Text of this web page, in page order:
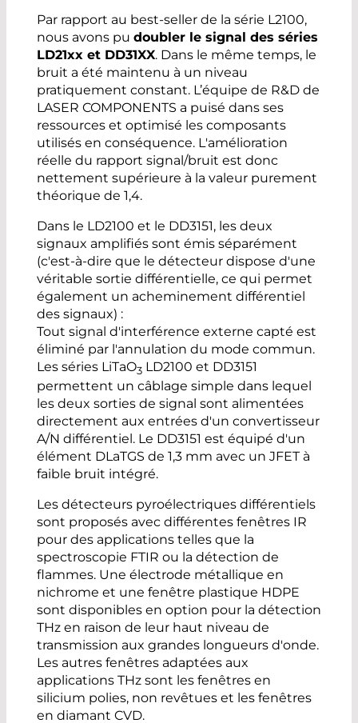
Par rapport au best-seller de la série L2100,
nous avons pu doubler le signal des séries
LD21xx et DD31XX. Dans le même temps, le
bruit a été maintenu à un niveau
pratiquement constant. L’équipe de R&D de
LASER COMPONENTS a puisé dans ses
ressources et optimisé les composants
utilisés en conséquence. L'amélioration
réelle du rapport signal/bruit est donc
nettement supérieure à la valeur purement
théorique de 1,4.
Dans le LD2100 et le DD3151, les deux
signaux amplifiés sont émis séparément
(c'est-à-dire que le détecteur dispose d'une
véritable sortie différentielle, ce qui permet
également un acheminement différentiel
des signaux) :
Tout signal d'interférence externe capté est
éliminé par l'annulation du mode commun.
Les séries LiTaO3 LD2100 et DD3151
permettent un câblage simple dans lequel
les deux sorties de signal sont alimentées
directement aux entrées d'un convertisseur
A/N différentiel. Le DD3151 est équipé d'un
élément DLaTGS de 1,3 mm avec un JFET à
faible bruit intégré.
Les détecteurs pyroélectriques différentiels
sont proposés avec différentes fenêtres IR
pour des applications telles que la
spectroscopie FTIR ou la détection de
flammes. Une électrode métallique en
nichrome et une fenêtre plastique HDPE
sont disponibles en option pour la détection
THz en raison de leur haut niveau de
transmission aux grandes longueurs d'onde.
Les autres fenêtres adaptées aux
applications THz sont les fenêtres en
silicium polies, non revêtues et les fenêtres
en diamant CVD.